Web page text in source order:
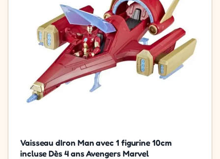
Vaisseau dIron Man avec 1 figurine 10cm
incluse Dès 4 ans Avengers Marvel